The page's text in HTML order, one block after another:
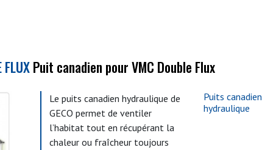
FLUXPuit canadien pour VMC Double Flux
Le puits canadien hydraulique de
GECO permet de ventiler
l’habitat tout en récupérant la
chaleur ou fraîcheur toujours
Puits canadien
hydraulique